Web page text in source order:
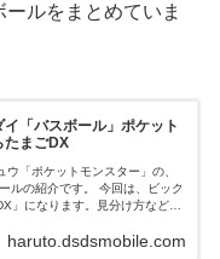
ルをまとめていま
イ「バスボール」ポケット
たまごDX
「ポケットモンスター」の、
ルの紹介です。 今回は、ビック
」になります。見分け方など含
奮発してみるのも良いのではな
haruto.dsdsmobile.com